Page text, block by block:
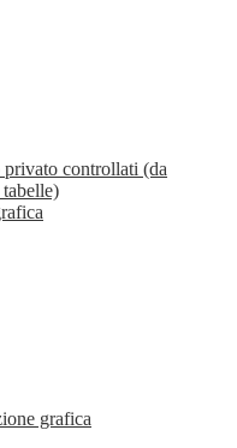
controllati (da
grafica